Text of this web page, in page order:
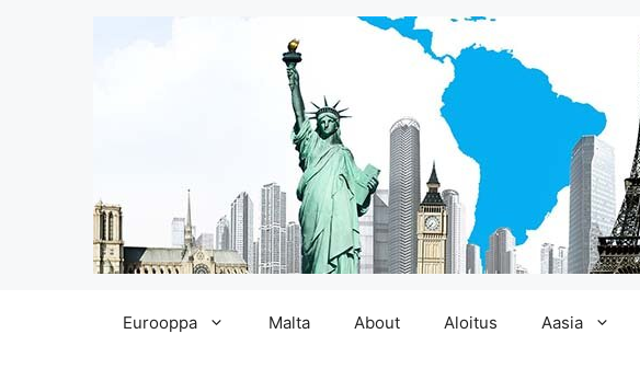
Eurooppa Malta About Aloitus Aasia